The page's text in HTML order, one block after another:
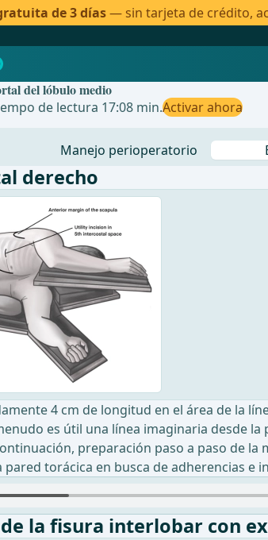
de 3 días— sin tarjeta de crédito,
del lóbulo medio
de lectura 17:08 min.Activar ahora
Manejo perioperatorio
derecho
4 cm de longitud en el área de la
es útil una línea imaginaria desde
preparación paso a paso de
pared torácica en busca de adherencias
la fisura interlobar con